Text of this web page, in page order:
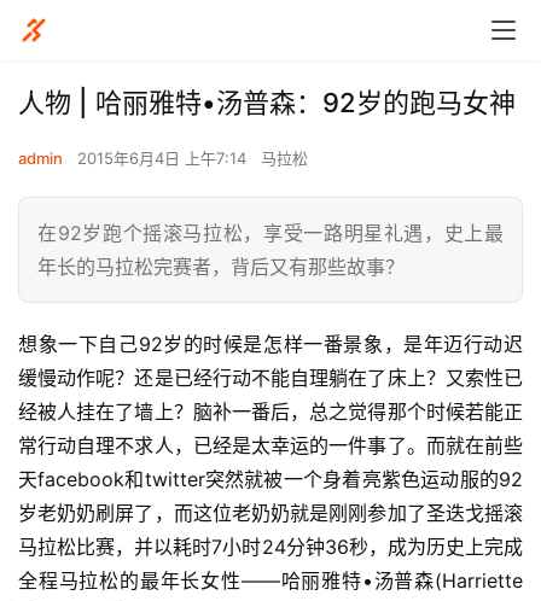
人物 | 哈丽雅特•汤普森：92岁的跑马女神
admin 2015年6月4日 上午7:14 马拉松
在92岁跑个摇滚马拉松，享受一路明星礼遇，史上最
年长的马拉松完赛者，背后又有那些故事？
想象一下自己92岁的时候是怎样一番景象，是年迈行动迟
缓慢动作呢？还是已经行动不能自理躺在了床上？又索性已
经被人挂在了墙上？脑补一番后，总之觉得那个时候若能正
常行动自理不求人，已经是太幸运的一件事了。而就在前些
天facebook和twitter突然就被一个身着亮紫色运动服的92
岁老奶奶刷屏了，而这位老奶奶就是刚刚参加了圣迭戈摇滚
马拉松比赛，并以耗时7小时24分钟36秒，成为历史上完成
全程马拉松的最年长女性——哈丽雅特•汤普森(Harriette